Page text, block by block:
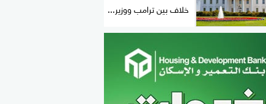
خلاف بين ترامب ووزير...